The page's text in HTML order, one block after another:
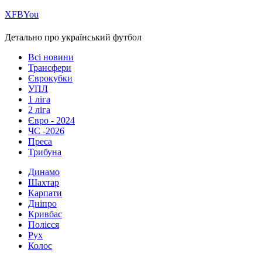
ХFBYou
Детально про український футбол
Всі новини
Трансфери
Єврокубки
УПЛ
1 ліга
2 ліга
Євро - 2024
ЧС -2026
Преса
Трибуна
Динамо
Шахтар
Карпати
Дніпро
Кривбас
Полісся
Рух
Колос